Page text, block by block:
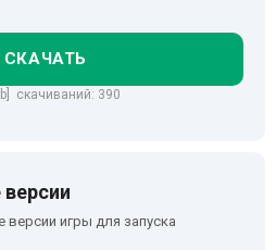
СКАЧАТЬ
скачиваний: 390
игры для запуска